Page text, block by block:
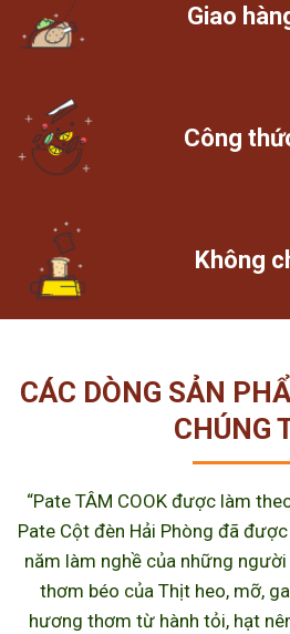
Giao
Công
Không
CÁC DÒNG SẢN
CHÚNG
“Pate TÂM COOK được làm
Pate Cột đèn Hải Phòng đã
năm làm nghề của những
thơm béo của Thịt heo, mỡ,
hương thơm từ hành tỏi, hạt